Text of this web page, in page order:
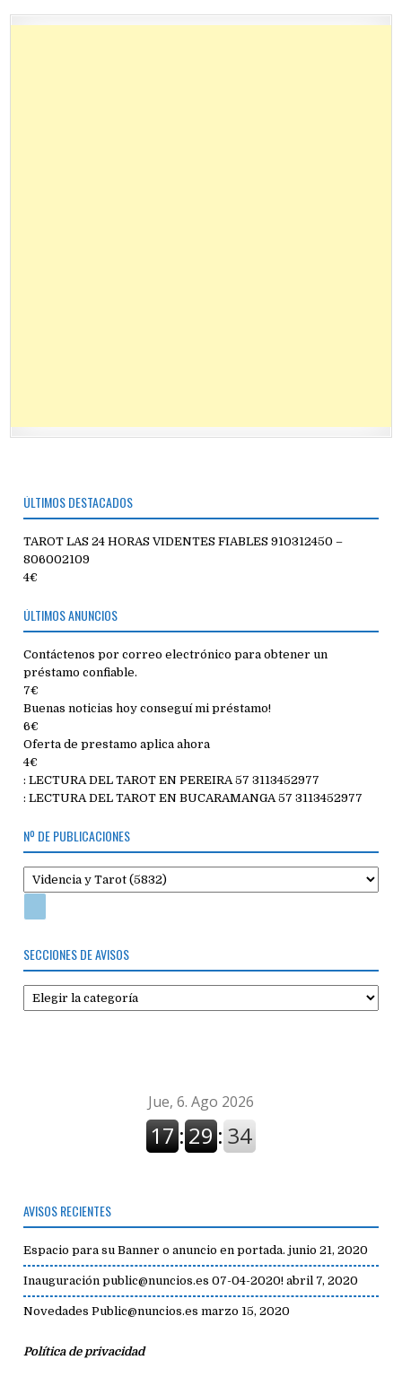
ÚLTIMOS DESTACADOS
TAROT LAS 24 HORAS VIDENTES FIABLES 910312450 –
806002109
4€
ÚLTIMOS ANUNCIOS
Contáctenos por correo electrónico para obtener un
préstamo confiable.
7€
Buenas noticias hoy conseguí mi préstamo!
6€
Oferta de prestamo aplica ahora
4€
: LECTURA DEL TAROT EN PEREIRA 57 3113452977
: LECTURA DEL TAROT EN BUCARAMANGA 57 3113452977
Nº DE PUBLICACIONES
SECCIONES DE AVISOS
Secciones
de
AVISOS RECIENTES
Espacio para su Banner o anuncio en portada. junio 21, 2020
Inauguración public@nuncios.es 07-04-2020! abril 7, 2020
Novedades Public@nuncios.es marzo 15, 2020
Política de privacidad